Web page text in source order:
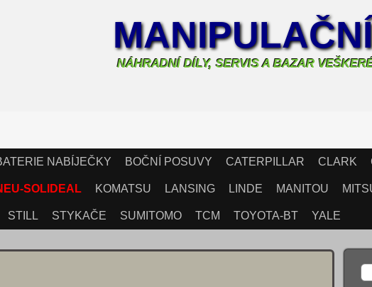
NÁHRADNÍ DÍLY, SERVIS A BAZAR
NABÍJEČKY BOČNÍ POSUVY CATERPILLAR CLARK
SOLIDEAL KOMATSU LANSING LINDE MANITOU
STILL STYKAČE SUMITOMO TCM TOYOTA-BT YALE